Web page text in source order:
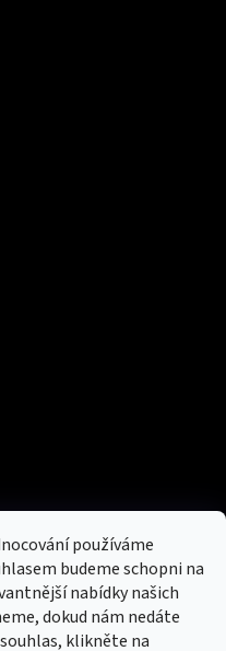
používáme
budeme schopni na
nabídky našich
dokud nám nedáte
klikněte na